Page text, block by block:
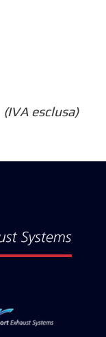
(IVA esclusa)